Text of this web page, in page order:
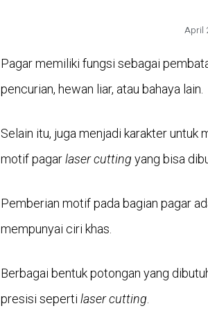
April
Pagar memiliki fungsi sebagai
pencurian, hewan liar, atau bahaya lain.
Selain itu, juga menjadi karakter untuk
motif pagarlaser cutting yang bisa
Pemberian motif pada bagian pagar
mempunyai ciri khas.
Berbagai bentuk potongan yang
presisi seperti laser cutting.